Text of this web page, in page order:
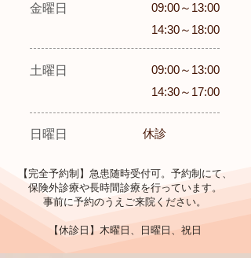
​金曜日 09:00～13:00
​土曜日 09:00～13:00
14:30～18:00
14:30～17:00
​日曜日 休診
【完全予約制】急患随時受付可。予約制にて、
保険外診療や長時間診療を行っています。
事前に予約のうえご来院ください。
【休診日】木曜日、日曜日、祝日